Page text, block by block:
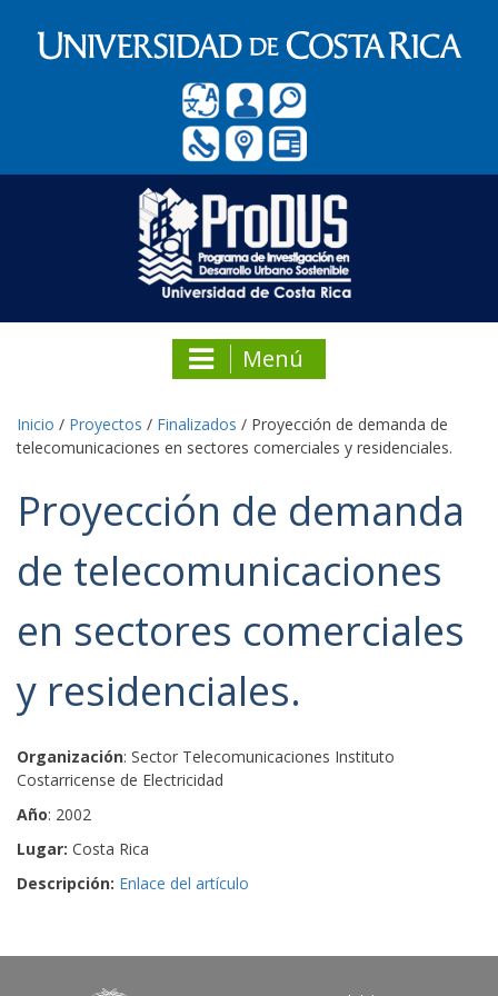
Menú
Inicio / Proyectos / Finalizados / Proyección de demanda de
telecomunicaciones en sectores comerciales y residenciales.
Proyección de demanda
de telecomunicaciones
en sectores comerciales
y residenciales.
Organización: Sector Telecomunicaciones Instituto
Costarricense de Electricidad
Año: 2002
Lugar: Costa Rica
Descripción: Enlace del artículo